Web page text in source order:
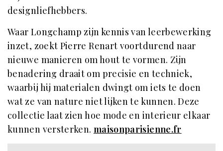
designliefhebbers.
Waar Longchamp zijn kennis van leerbewerking
inzet, zoekt Pierre Renart voortdurend naar
nieuwe manieren om hout te vormen. Zijn
benadering draait om precisie en techniek,
waarbij hij materialen dwingt om iets te doen
wat ze van nature niet lijken te kunnen. Deze
collectie laat zien hoe mode en interieur elkaar
kunnen versterken. maisonparisienne.fr